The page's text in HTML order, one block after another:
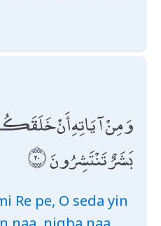
وَمِنْ آيَاتِهِ أَنْ خَلَقَكُمْ
بَشَرٌ تَنْتَشِرُونَ
Re pe, O seda yin